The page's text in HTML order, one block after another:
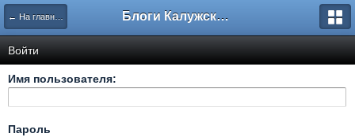
← На главную Блоги Калужского перекрестка
Войти
Имя пользователя:
Пароль